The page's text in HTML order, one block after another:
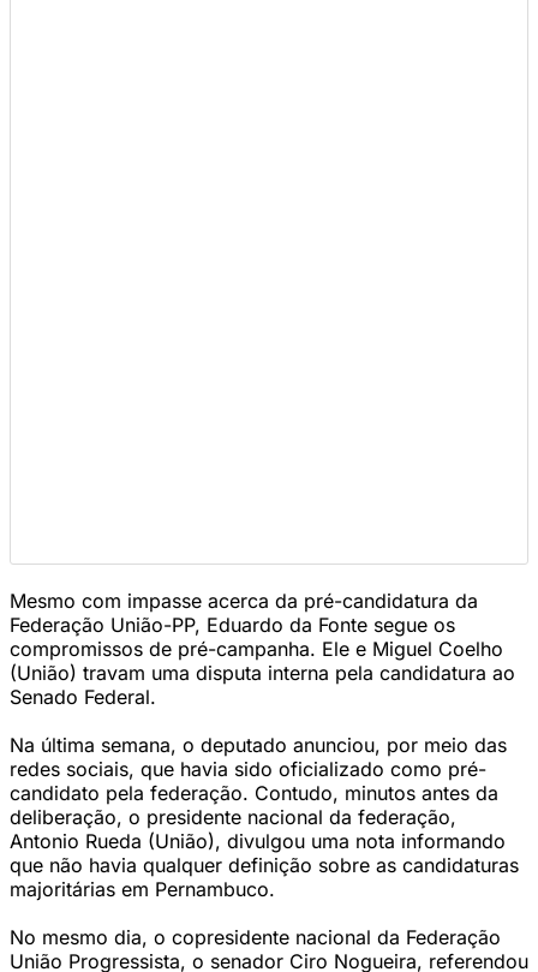
Mesmo com impasse acerca da pré-candidatura da
Federação União-PP, Eduardo da Fonte segue os
compromissos de pré-campanha. Ele e Miguel Coelho
(União) travam uma disputa interna pela candidatura ao
Senado Federal.
Na última semana, o deputado anunciou, por meio das
redes sociais, que havia sido oficializado como pré-
candidato pela federação. Contudo, minutos antes da
deliberação, o presidente nacional da federação,
Antonio Rueda (União), divulgou uma nota informando
que não havia qualquer definição sobre as candidaturas
majoritárias em Pernambuco.
No mesmo dia, o copresidente nacional da Federação
União Progressista, o senador Ciro Nogueira, referendou